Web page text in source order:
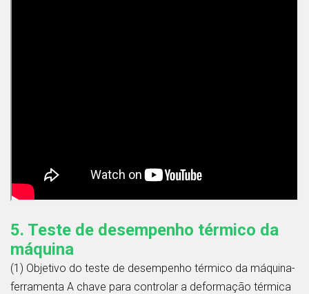
5. Teste de desempenho térmico da
máquina
(1) Objetivo do teste de desempenho térmico da máquina-
ferramenta A chave para controlar a deformação térmica